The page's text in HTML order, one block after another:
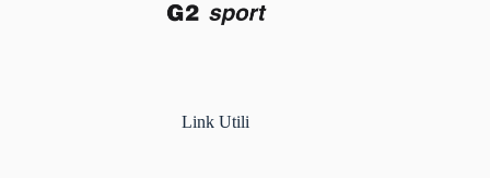
Link Utili